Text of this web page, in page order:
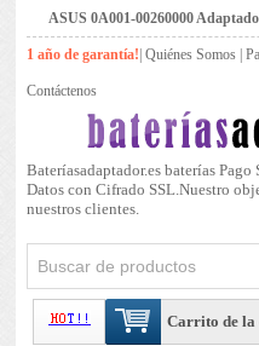
ASUS 0A001-00260000
1 año de garantía! |Quiénes Somos |
Contáctenos
Bateríasadaptador.es baterías
Datos con Cifrado SSL.Nuestro
nuestros clientes.
Carrito de la